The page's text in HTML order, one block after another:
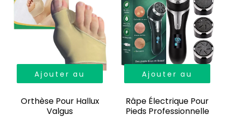
Ajouter au
Orthèse Pour Hallux
Valgus
Ajouter au
Râpe Électrique Pour
Pieds Professionnelle